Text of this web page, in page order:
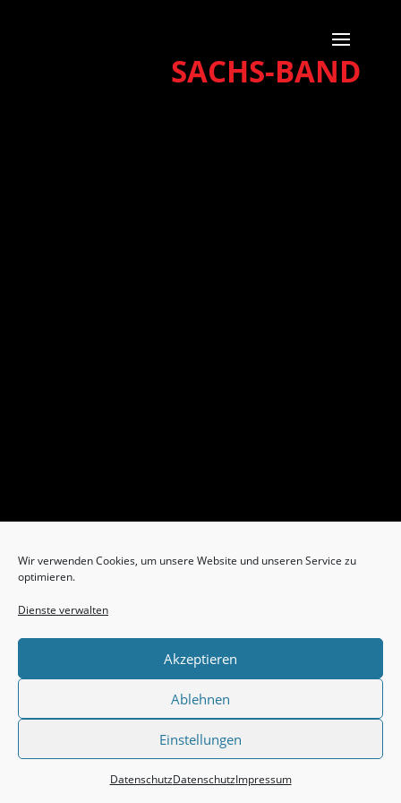
Wir verwenden Cookies, um unsere Website und unseren Service zu
optimieren.
Dienste verwalten
Akzeptieren
Ablehnen
Einstellungen
DatenschutzDatenschutzImpressum
SACHS-BAND
Impressum Datenschutz